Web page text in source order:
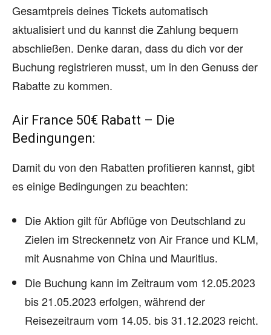
Gesamtpreis deines Tickets automatisch
aktualisiert und du kannst die Zahlung bequem
abschließen. Denke daran, dass du dich vor der
Buchung registrieren musst, um in den Genuss der
Rabatte zu kommen.
Air France 50€ Rabatt – Die
Bedingungen:
Damit du von den Rabatten profitieren kannst, gibt
es einige Bedingungen zu beachten:
Die Aktion gilt für Abflüge von Deutschland zu
Zielen im Streckennetz von Air France und KLM,
mit Ausnahme von China und Mauritius.
Die Buchung kann im Zeitraum vom 12.05.2023
bis 21.05.2023 erfolgen, während der
Reisezeitraum vom 14.05. bis 31.12.2023 reicht.